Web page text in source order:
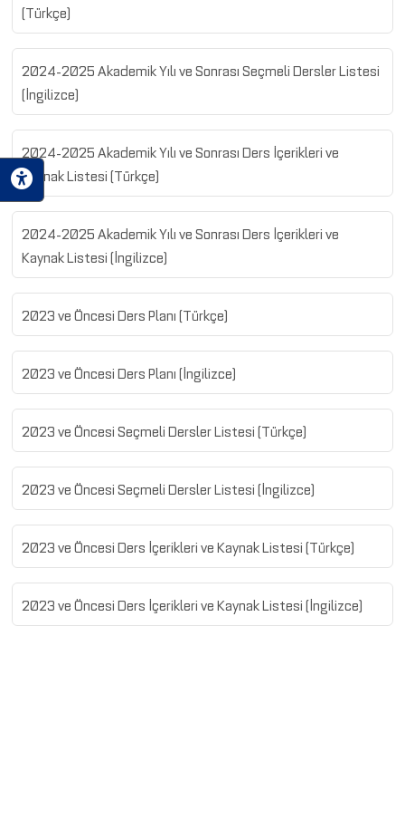
(Türkçe)
2024-2025 Akademik Yılı ve Sonrası Seçmeli Dersler Listesi
(İngilizce)
2024-2025 Akademik Yılı ve Sonrası Ders İçerikleri ve
Kaynak Listesi (Türkçe)
2024-2025 Akademik Yılı ve Sonrası Ders İçerikleri ve
Kaynak Listesi (İngilizce)
2023 ve Öncesi Ders Planı (Türkçe)
2023 ve Öncesi Ders Planı (İngilizce)
2023 ve Öncesi Seçmeli Dersler Listesi (Türkçe)
2023 ve Öncesi Seçmeli Dersler Listesi (İngilizce)
2023 ve Öncesi Ders İçerikleri ve Kaynak Listesi (Türkçe)
2023 ve Öncesi Ders İçerikleri ve Kaynak Listesi (İngilizce)